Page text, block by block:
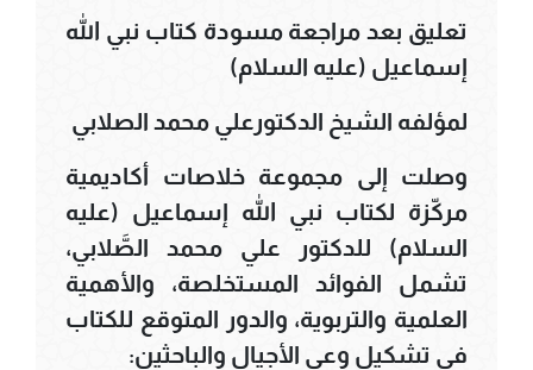
تعليق بعد مراجعة مسودة كتاب نبي الله
إسماعيل (عليه السلام)
لمؤلفه الشيخ الدكتورعلي محمد الصلابي
وصلت إلى مجموعة خلاصات أكاديمية
مركّزة لكتاب نبي الله إسماعيل (عليه
السلام) للدكتور علي محمد الصَّلابي،
تشمل الفوائد المستخلصة، والأهمية
العلمية والتربوية، والدور المتوقع للكتاب
في تشكيل وعي الأجيال والباحثين: